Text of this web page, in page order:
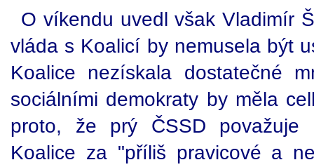
O víkendu uvedl však Vladimír
vláda s Koalicí by nemusela být
Koalice nezískala dostatečné
sociálními demokraty by měla
proto, že prý ČSSD považuje
Koalice za "příliš pravicové a